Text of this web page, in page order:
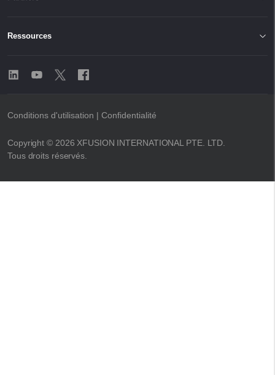
Ressources
Copyright © 2026 XFUSION INTERNATIONAL PTE. LTD.
Tous droits réservés.
Conditions d'utilisation | Confidentialité